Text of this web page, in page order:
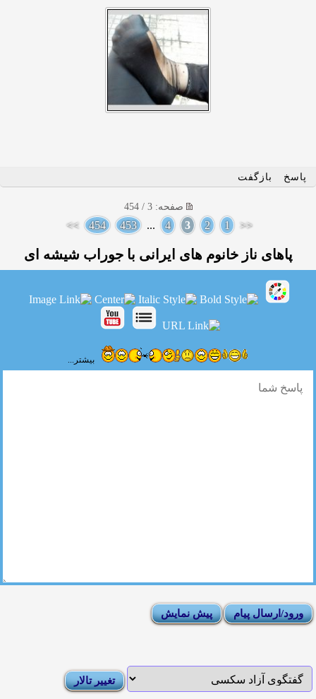
پاسخ بازگفت
صفحه: 3 / 454
<<
1
2
3
4
...
453
454
>>
پاهای ناز خانوم های ایرانی با جوراب شیشه ای
بیشتر...